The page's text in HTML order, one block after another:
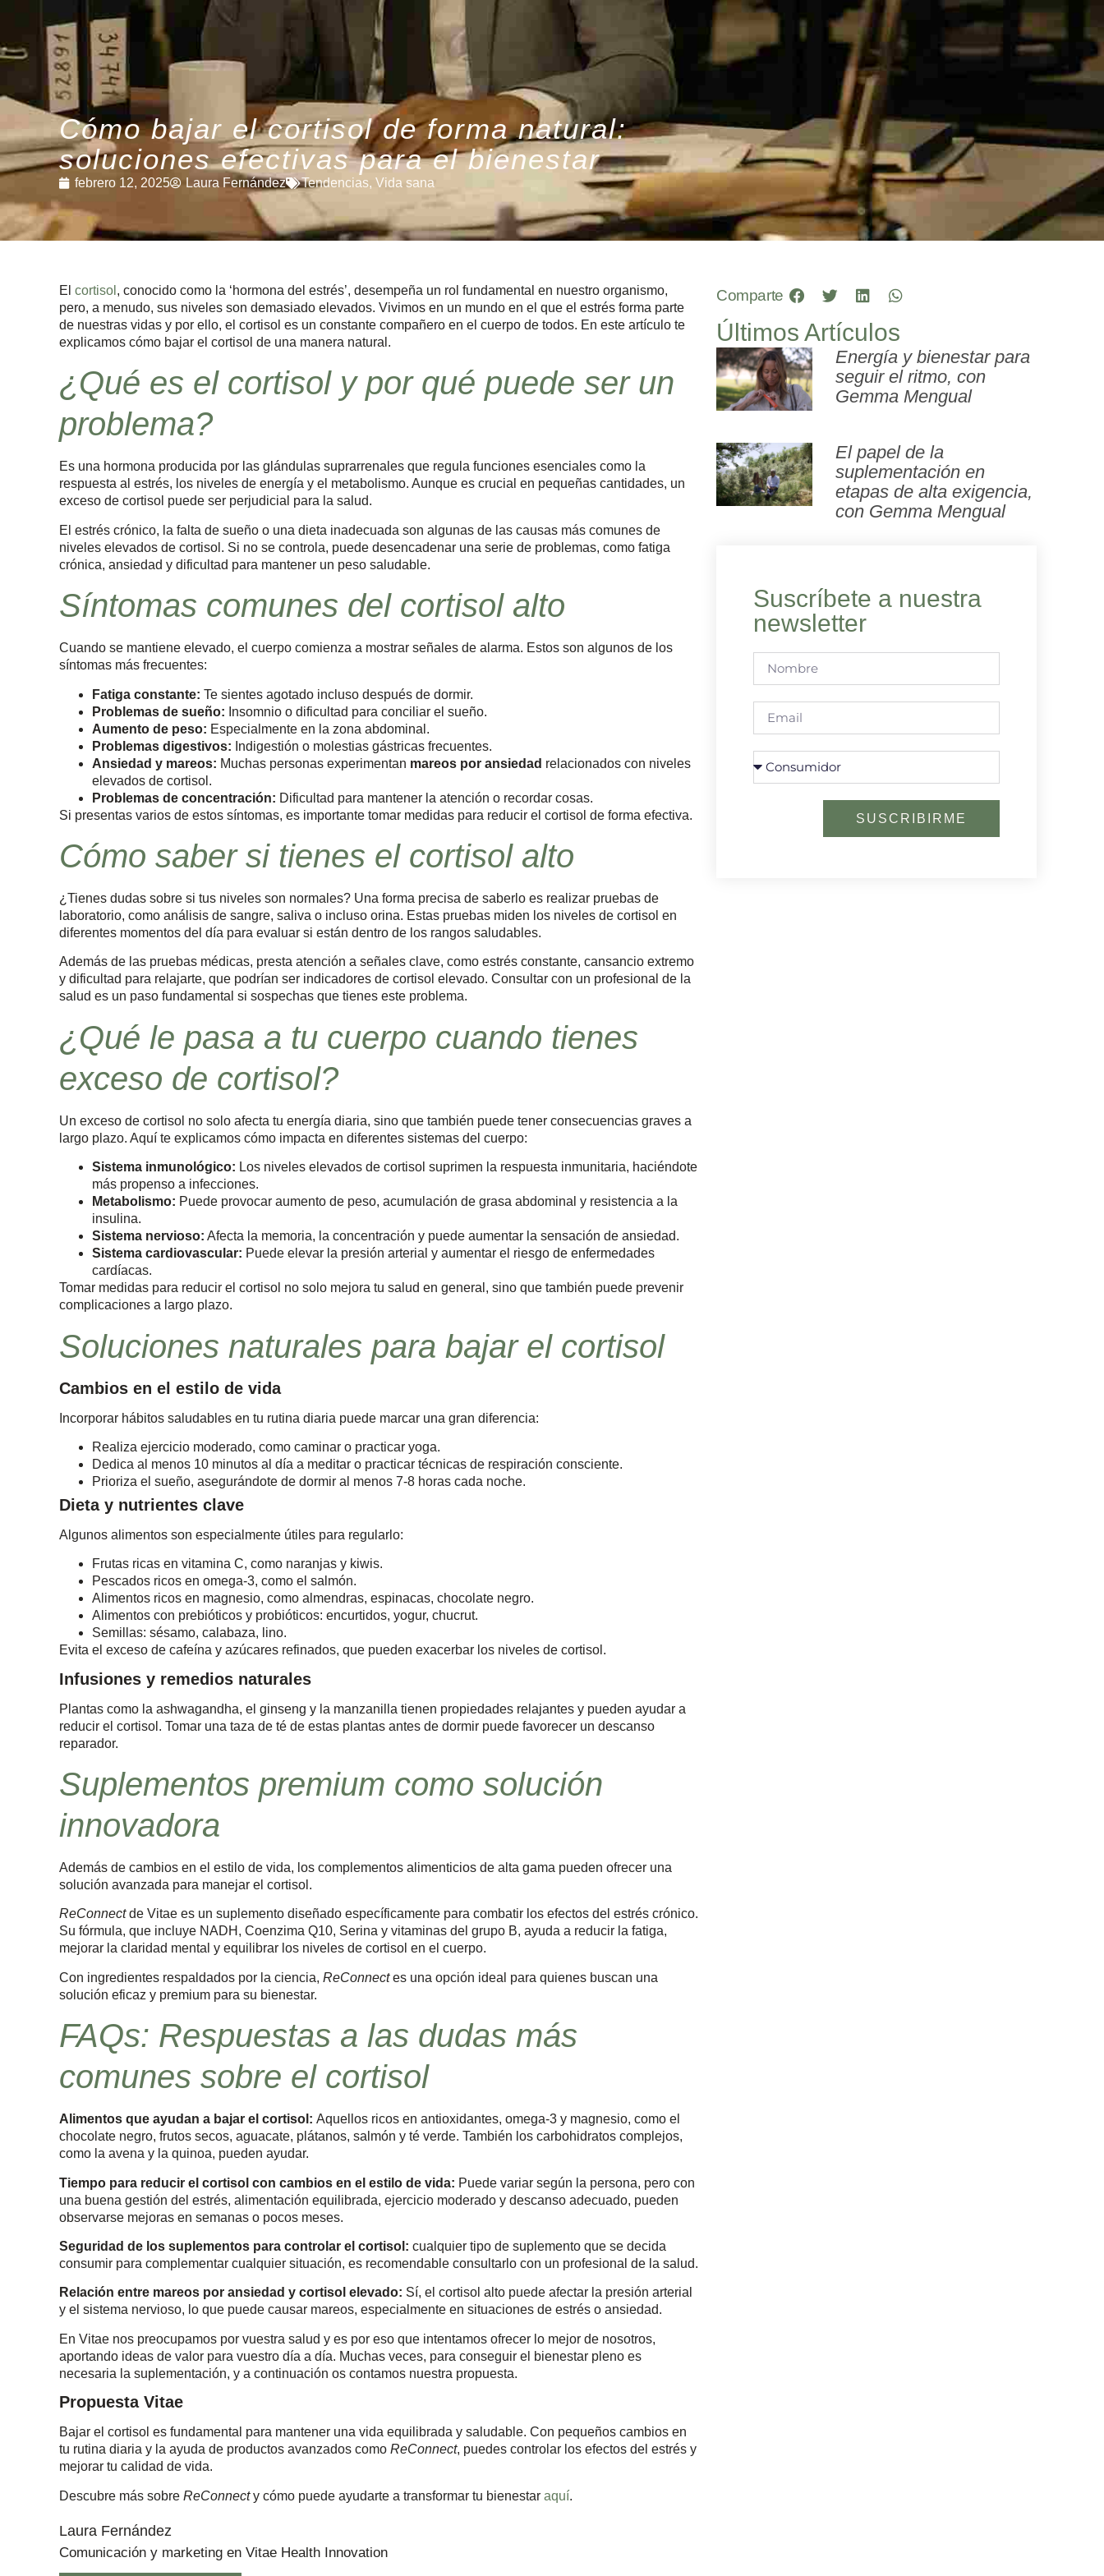
Cómo bajar el cortisol de forma natural:
soluciones efectivas para el bienestar
febrero 12, 2025 Laura Fernández Tendencias, Vida sana
El cortisol , conocido como la ‘hormona del estrés’, desempeña un rol fundamental en nuestro organismo,
pero, a menudo, sus niveles son demasiado elevados. Vivimos en un mundo en el que el estrés forma parte
de nuestras vidas y por ello, el cortisol es un constante compañero en el cuerpo de todos. En este artículo te
explicamos cómo bajar el cortisol de una manera natural.
¿Qué es el cortisol y por qué puede ser un
problema?
Es una hormona producida por las glándulas suprarrenales que regula funciones esenciales como la
respuesta al estrés, los niveles de energía y el metabolismo. Aunque es crucial en pequeñas cantidades, un
exceso de cortisol puede ser perjudicial para la salud.
El estrés crónico, la falta de sueño o una dieta inadecuada son algunas de las causas más comunes de
niveles elevados de cortisol. Si no se controla, puede desencadenar una serie de problemas, como fatiga
crónica, ansiedad y dificultad para mantener un peso saludable.
Síntomas comunes del cortisol alto
Cuando se mantiene elevado, el cuerpo comienza a mostrar señales de alarma. Estos son algunos de los
síntomas más frecuentes:
Fatiga constante: Te sientes agotado incluso después de dormir.
Problemas de sueño: Insomnio o dificultad para conciliar el sueño.
Aumento de peso: Especialmente en la zona abdominal.
Problemas digestivos: Indigestión o molestias gástricas frecuentes.
Ansiedad y mareos: Muchas personas experimentan mareos por ansiedad relacionados con niveles
elevados de cortisol.
Problemas de concentración: Dificultad para mantener la atención o recordar cosas.
Si presentas varios de estos síntomas, es importante tomar medidas para reducir el cortisol de forma efectiva.
Cómo saber si tienes el cortisol alto
¿Tienes dudas sobre si tus niveles son normales? Una forma precisa de saberlo es realizar pruebas de
laboratorio, como análisis de sangre, saliva o incluso orina. Estas pruebas miden los niveles de cortisol en
diferentes momentos del día para evaluar si están dentro de los rangos saludables.
Además de las pruebas médicas, presta atención a señales clave, como estrés constante, cansancio extremo
y dificultad para relajarte, que podrían ser indicadores de cortisol elevado. Consultar con un profesional de la
salud es un paso fundamental si sospechas que tienes este problema.
¿Qué le pasa a tu cuerpo cuando tienes
exceso de cortisol?
Un exceso de cortisol no solo afecta tu energía diaria, sino que también puede tener consecuencias graves a
largo plazo. Aquí te explicamos cómo impacta en diferentes sistemas del cuerpo:
Sistema inmunológico: Los niveles elevados de cortisol suprimen la respuesta inmunitaria, haciéndote
más propenso a infecciones.
Metabolismo: Puede provocar aumento de peso, acumulación de grasa abdominal y resistencia a la
insulina.
Sistema nervioso: Afecta la memoria, la concentración y puede aumentar la sensación de ansiedad.
Sistema cardiovascular: Puede elevar la presión arterial y aumentar el riesgo de enfermedades
cardíacas.
Tomar medidas para reducir el cortisol no solo mejora tu salud en general, sino que también puede prevenir
complicaciones a largo plazo.
Soluciones naturales para bajar el cortisol
Cambios en el estilo de vida
Incorporar hábitos saludables en tu rutina diaria puede marcar una gran diferencia:
Realiza ejercicio moderado, como caminar o practicar yoga.
Dedica al menos 10 minutos al día a meditar o practicar técnicas de respiración consciente.
Prioriza el sueño, asegurándote de dormir al menos 7-8 horas cada noche.
Dieta y nutrientes clave
Algunos alimentos son especialmente útiles para regularlo:
Frutas ricas en vitamina C, como naranjas y kiwis.
Pescados ricos en omega-3, como el salmón.
Alimentos ricos en magnesio, como almendras, espinacas, chocolate negro.
Alimentos con prebióticos y probióticos: encurtidos, yogur, chucrut.
Semillas: sésamo, calabaza, lino.
Evita el exceso de cafeína y azúcares refinados, que pueden exacerbar los niveles de cortisol.
Infusiones y remedios naturales
Plantas como la ashwagandha, el ginseng y la manzanilla tienen propiedades relajantes y pueden ayudar a
reducir el cortisol. Tomar una taza de té de estas plantas antes de dormir puede favorecer un descanso
reparador.
Suplementos premium como solución
innovadora
Además de cambios en el estilo de vida, los complementos alimenticios de alta gama pueden ofrecer una
solución avanzada para manejar el cortisol.
ReConnectde Vitae es un suplemento diseñado específicamente para combatir los efectos del estrés crónico.
Su fórmula, que incluye NADH, Coenzima Q10, Serina y vitaminas del grupo B, ayuda a reducir la fatiga,
mejorar la claridad mental y equilibrar los niveles de cortisol en el cuerpo.
Con ingredientes respaldados por la ciencia, ReConnectes una opción ideal para quienes buscan una
solución eficaz y premium para su bienestar.
FAQs: Respuestas a las dudas más
comunes sobre el cortisol
Alimentos que ayudan a bajar el cortisol: Aquellos ricos en antioxidantes, omega-3 y magnesio, como el
chocolate negro, frutos secos, aguacate, plátanos, salmón y té verde. También los carbohidratos complejos,
como la avena y la quinoa, pueden ayudar.
Tiempo para reducir el cortisol con cambios en el estilo de vida: Puede variar según la persona, pero con
una buena gestión del estrés, alimentación equilibrada, ejercicio moderado y descanso adecuado, pueden
observarse mejoras en semanas o pocos meses.
Seguridad de los suplementos para controlar el cortisol: cualquier tipo de suplemento que se decida
consumir para complementar cualquier situación, es recomendable consultarlo con un profesional de la salud.
Relación entre mareos por ansiedad y cortisol elevado: Sí, el cortisol alto puede afectar la presión arterial
y el sistema nervioso, lo que puede causar mareos, especialmente en situaciones de estrés o ansiedad.
En Vitae nos preocupamos por vuestra salud y es por eso que intentamos ofrecer lo mejor de nosotros,
aportando ideas de valor para vuestro día a día. Muchas veces, para conseguir el bienestar pleno es
necesaria la suplementación, y a continuación os contamos nuestra propuesta.
Propuesta Vitae
Bajar el cortisol es fundamental para mantener una vida equilibrada y saludable. Con pequeños cambios en
tu rutina diaria y la ayuda de productos avanzados como ReConnect, puedes controlar los efectos del estrés y
mejorar tu calidad de vida.
Descubre más sobre ReConnecty cómo puede ayudarte a transformar tu bienestar aquí.
Laura Fernández
Comunicación y marketing en Vitae Health Innovation
Comparte
Últimos Artículos
Energía y bienestar para
seguir el ritmo, con
Gemma Mengual
El papel de la
suplementación en
etapas de alta exigencia,
con Gemma Mengual
Suscríbete a nuestra
newsletter
SUSCRIBIRME